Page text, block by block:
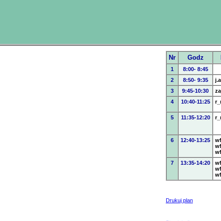
Nr Godz
1 8:00- 8:45
2
8:50- 9:35
3
9:45-10:30
4
10:40-11:25
5 11:35-12:20
6 12:40-13:25 wf
wf
wf
7 13:35-14:20 wf
wf
wf
Drukuj plan